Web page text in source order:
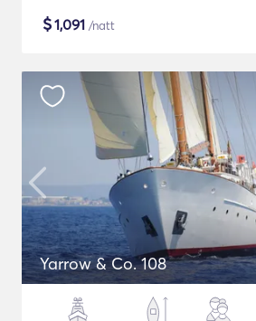
$1,091 /natt
Yarrow & Co. 108